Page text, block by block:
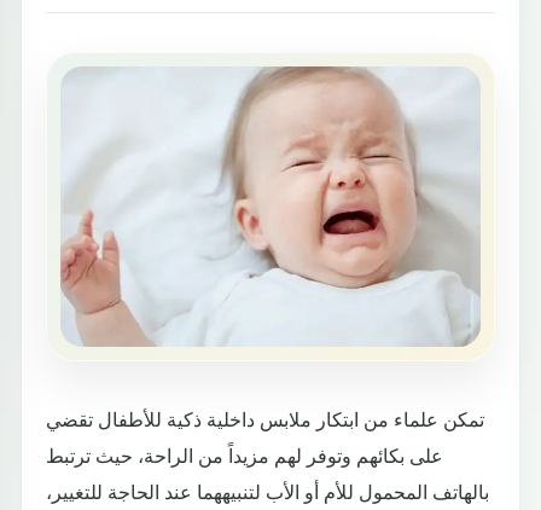
تمكن علماء من ابتكار ملابس داخلية ذكية للأطفال تقضي
على بكائهم وتوفر لهم مزيداً من الراحة، حيث ترتبط
بالهاتف المحمول للأم أو الأب لتنبيههما عند الحاجة للتغيير،